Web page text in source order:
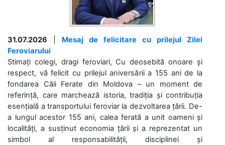
31.07.2026
Mesaj de felicitare cu prilejul Zilei
Feroviarului
Stimați colegi, dragi feroviari, Cu deosebită onoare și
respect, vă felicit cu prilejul aniversării a 155 ani de la
fondarea Căii Ferate din Moldova – un moment de
referință, care marchează istoria, tradiția și contribuția
esențială a transportului feroviar la dezvoltarea țării. De-
a lungul acestor 155 ani, calea ferată a unit oameni și
localități, a susținut economia țării și a reprezentat un
simbol al responsabilității, disciplinei și